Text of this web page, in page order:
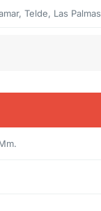
Telde, Las Palmas